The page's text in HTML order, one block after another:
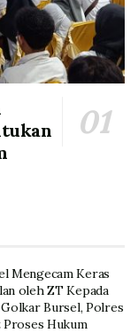
Mengecam Keras
oleh ZT Kepada
Bursel, Polres
Hukum